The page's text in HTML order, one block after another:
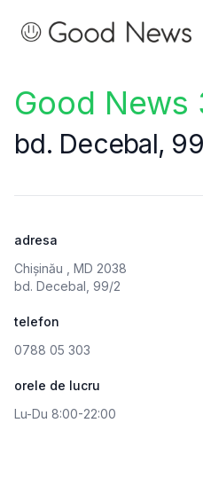
Good News
Good News
bd. Decebal,
adresa
Chișinău , MD 2038
bd. Decebal, 99/2
telefon
0788 05 303
orele de lucru
Lu-Du 8:00-22:00